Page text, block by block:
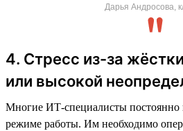
Дарья Андросова,
4. Стресс из-за
или высокой
Многие ИТ-специалисты постоянно
режиме работы. Им необходимо